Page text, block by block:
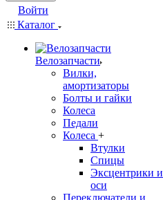
Войти
Каталог
Велозапчасти
Вилки,
амортизаторы
Болты и гайки
Колеса
Педали
Колеса +
Втулки
Спицы
Эксцентрики и
оси
Переключатели и